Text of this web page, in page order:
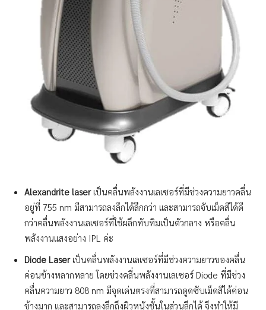
Alexandrite laserเป็นคลื่นพลังงานเลเซอร์ที่มีช่วงความยาวคลื่น
อยู่ที่ 755 nm มีสามารถลงลึกได้ลึกกว่า และสามารถจับเม็ดสีได้ดี
กว่าคลื่นพลังงานเลเซอร์ที่ใช้ผลึกทับทิมเป็นตัวกลาง หรือคลื่น
พลังงานแสงอย่าง IPL ค่ะ
Diode Laserเป็นคลื่นพลังงานเลเซอร์ที่มีช่วงความยาวของคลื่น
ค่อนข้างหลากหลาย โดยช่วงคลื่นพลังงานเลเซอร์ Diode ที่มีช่วง
คลื่นความยาว 808 nm มีจุดเด่นตรงที่สามารถดูดซับเม็ดสีได้ค่อน
ข้างมาก และสามารถลงลึกถึงผิวหนังชั้นในส่วนลึกได้ จึงทำให้มี